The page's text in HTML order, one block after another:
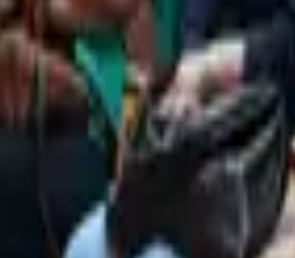
söyledi.
Amed, bölgedeki
eşitsiz ekonomik düzenle
ise sosyal adalet, yerel
etti.
ağır yaşıyor’